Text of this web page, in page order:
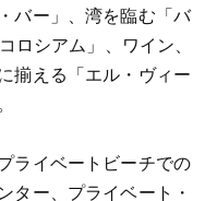
バー」、湾を臨む「バ
ロシアム」、ワイン、
揃える「エル・ヴィー
ライベートビーチでの
ター、プライベート・